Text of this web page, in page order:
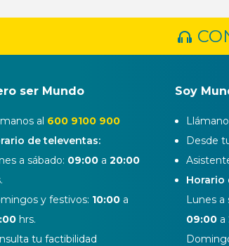
ser Mundo
al 600 9100 900
de televentas:
a sábado: 09:00 a 20:00
y festivos: 10:00 a
hrs.
tu factibilidad
Soy
Desde
Horario
Lunes a
09:00 a